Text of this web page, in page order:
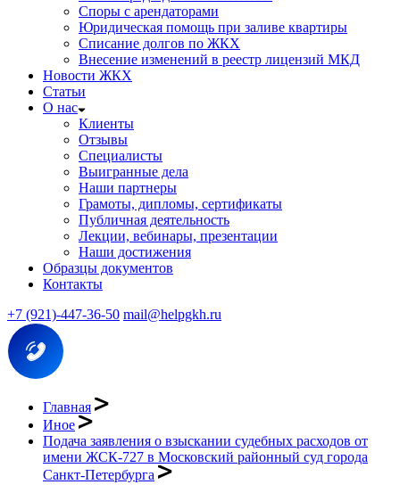
Споры с арендаторами
Юридическая помощь при заливе квартиры
Списание долгов по ЖКХ
Внесение изменений в реестр лицензий МКД
Новости ЖКХ
Статьи
О нас
Клиенты
Отзывы
Специалисты
Выигранные дела
Наши партнеры
Грамоты, дипломы, сертификаты
Публичная деятельность
Лекции, вебинары, презентации
Наши достижения
Образцы документов
Контакты
+7 (921)-447-36-50 mail@helpgkh.ru
Главная
Иное
Подача заявления о взыскании судебных расходов от
имени ЖСК-727 в Московский районный суд города
Санкт-Петербурга